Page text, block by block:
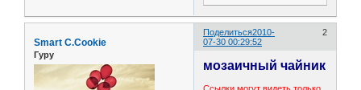
Поделиться 2
2010-
07-30 00:29:52
Smart C.Cookie
Гуру
мозаичный чайник
Ссылки могут видеть только